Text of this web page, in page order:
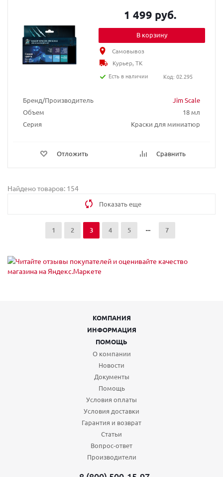
Бренд/Производитель
Jim Scale
Объем
18 мл
Серия
Краски для миниатюр
Отложить Сравнить
1 499 руб.
В корзину
Самовывоз
Курьер, ТК
Есть в наличии
Код: 02.295
Найдено товаров: 154
Показать еще
1 2 3 4 5 7
КОМПАНИЯ
ИНФОРМАЦИЯ
ПОМОЩЬ
О компании
Новости
Документы
Помощь
Условия оплаты
Условия доставки
Гарантия и возврат
Статьи
Вопрос-ответ
Производители